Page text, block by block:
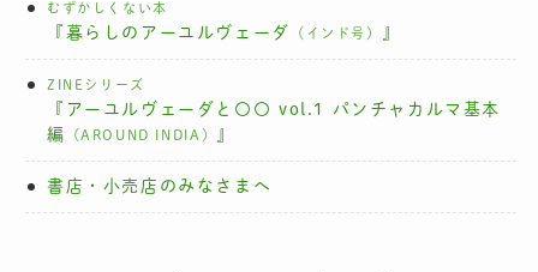
むずかしくない本
『暮らしのアーユルヴェーダ （インド号） 』
ZINEシリーズ
『アーユルヴェーダと〇〇 vol.1 パンチャカルマ基本
編
（AROUND INDIA） 』
書店・小売店のみなさまへ